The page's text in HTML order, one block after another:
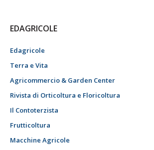
EDAGRICOLE
Edagricole
Terra e Vita
Agricommercio & Garden Center
Rivista di Orticoltura e Floricoltura
Il Contoterzista
Frutticoltura
Macchine Agricole